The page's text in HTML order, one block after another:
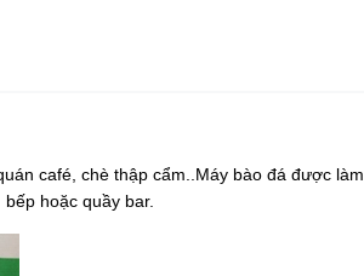
café, chè thập cẩm..Máy bào đá được làm
hoặc quầy bar.